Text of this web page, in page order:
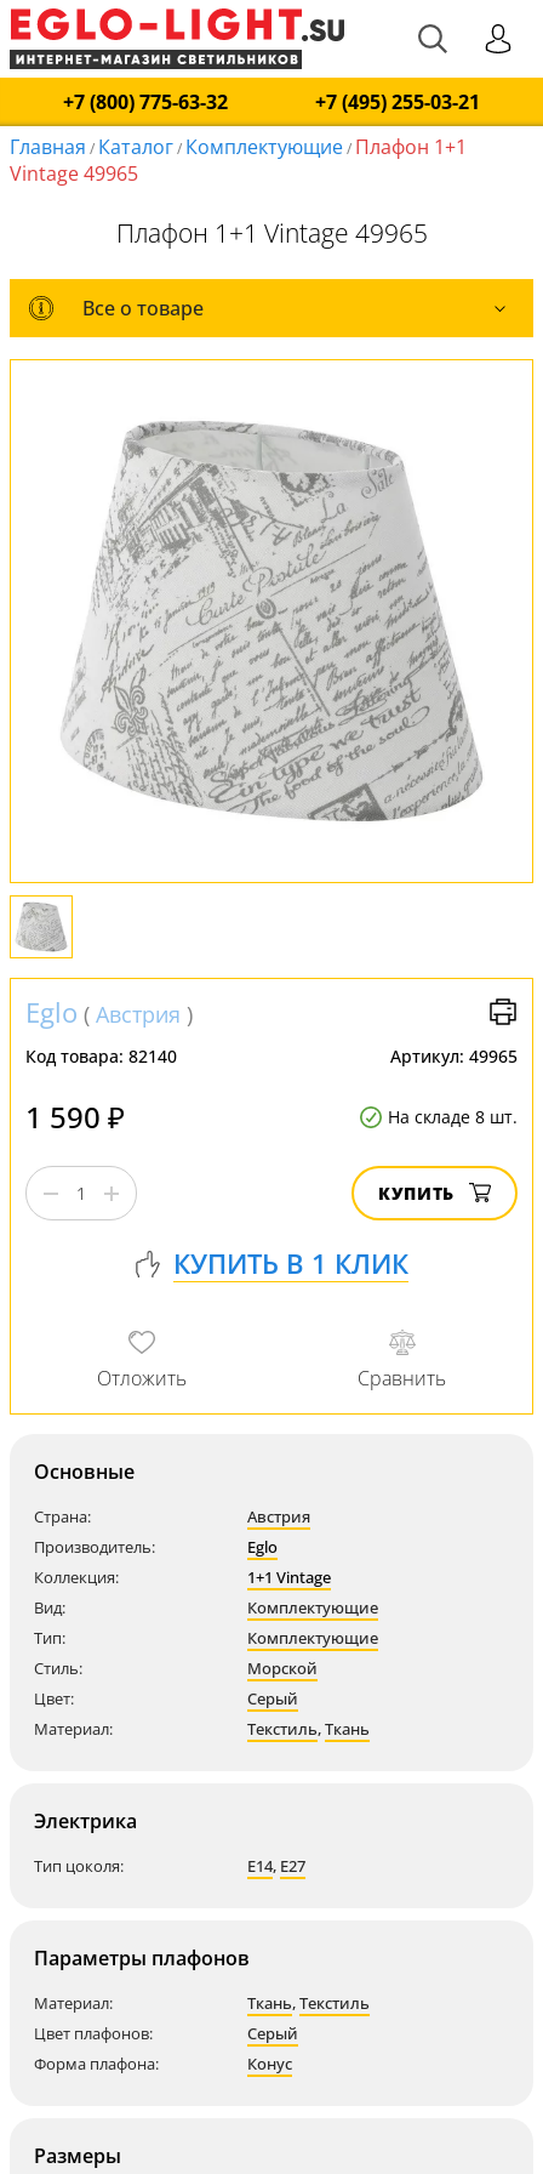
+7 (800) 775-63-32
+7 (495) 255-03-21
Главная / Каталог/ Комплектующие/ Плафон 1+1
Vintage 49965
Плафон 1+1 Vintage 49965
Все о товаре
Все о товаре
Комплект лампочек
Вся коллекция
Оплата и доставка
Обмен и возврат
Установка
FAQ
Отзывы
Eglo ( Австрия )
Код товара: 82140 Артикул: 49965
1 590 ₽ На складе 8 шт.
КУПИТЬ
Основные
Страна:
Австрия
Производитель:
Eglo
Коллекция:
1+1 Vintage
Вид:
Комплектующие
Тип:
Комплектующие
Стиль:
Морской
Цвет:
Серый
Материал:
Текстиль,Ткань
Электрика
Тип цоколя: E14, E27
Параметры плафонов
Материал: Ткань,Текстиль
Цвет плафонов:
Серый
Форма плафона:
Конус
Размеры